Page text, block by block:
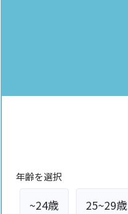
年齢を選択
~24歳 25~29歳